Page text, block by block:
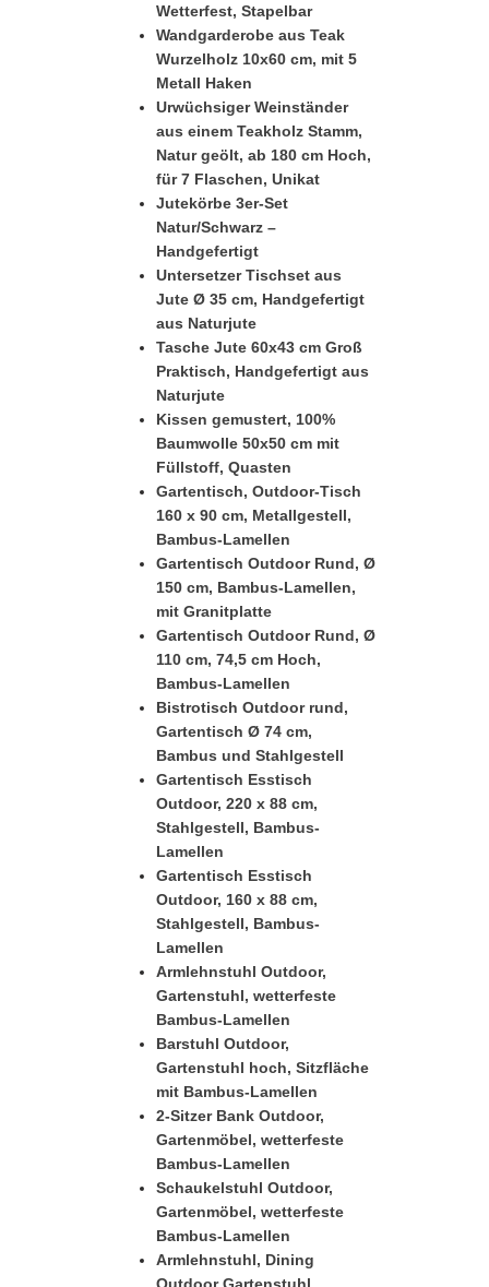
Wetterfest, Stapelbar
Wandgarderobe aus Teak
Wurzelholz 10x60 cm, mit 5
Metall Haken
Urwüchsiger Weinständer
aus einem Teakholz Stamm,
Natur geölt, ab 180 cm Hoch,
für 7 Flaschen, Unikat
Jutekörbe 3er-Set
Natur/Schwarz –
Handgefertigt
Untersetzer Tischset aus
Jute Ø 35 cm, Handgefertigt
aus Naturjute
Tasche Jute 60x43 cm Groß
Praktisch, Handgefertigt aus
Naturjute
Kissen gemustert, 100%
Baumwolle 50x50 cm mit
Füllstoff, Quasten
Gartentisch, Outdoor-Tisch
160 x 90 cm, Metallgestell,
Bambus-Lamellen
Gartentisch Outdoor Rund, Ø
150 cm, Bambus-Lamellen,
mit Granitplatte
Gartentisch Outdoor Rund, Ø
110 cm, 74,5 cm Hoch,
Bambus-Lamellen
Bistrotisch Outdoor rund,
Gartentisch Ø 74 cm,
Bambus und Stahlgestell
Gartentisch Esstisch
Outdoor, 220 x 88 cm,
Stahlgestell, Bambus-
Lamellen
Gartentisch Esstisch
Outdoor, 160 x 88 cm,
Stahlgestell, Bambus-
Lamellen
Armlehnstuhl Outdoor,
Gartenstuhl, wetterfeste
Bambus-Lamellen
Barstuhl Outdoor,
Gartenstuhl hoch, Sitzfläche
mit Bambus-Lamellen
2-Sitzer Bank Outdoor,
Gartenmöbel, wetterfeste
Bambus-Lamellen
Schaukelstuhl Outdoor,
Gartenmöbel, wetterfeste
Bambus-Lamellen
Armlehnstuhl, Dining
Outdoor Gartenstuhl,